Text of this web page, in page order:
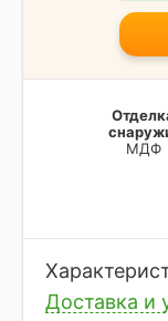
МДФ
Доставка и